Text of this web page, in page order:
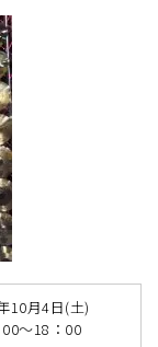
10月4日(土)
～18：00